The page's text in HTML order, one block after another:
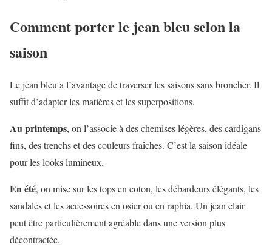
Comment porter le jean bleu selon la
saison
Le jean bleu a l’avantage de traverser les saisons sans broncher. Il
suffit d’adapter les matières et les superpositions.
Au printemps, on l’associe à des chemises légères, des cardigans
fins, des trenchs et des couleurs fraîches. C’est la saison idéale
pour les looks lumineux.
En été, on mise sur les tops en coton, les débardeurs élégants, les
sandales et les accessoires en osier ou en raphia. Un jean clair
peut être particulièrement agréable dans une version plus
décontractée.